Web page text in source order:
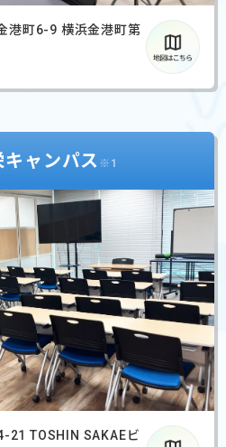
港町6-9 横浜金港町第
ャンパス ※1
21 TOSHIN SAKAEビ